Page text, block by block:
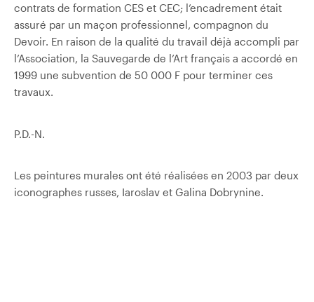
contrats de formation CES et CEC; l’encadrement était
assuré par un maçon professionnel, compagnon du
Devoir. En raison de la qualité du travail déjà accompli par
l’Association, la Sauvegarde de l’Art français a accordé en
1999 une subvention de 50 000 F pour terminer ces
travaux.
P.D.-N.
Les peintures murales ont été réalisées en 2003 par deux
iconographes russes, Iaroslav et Galina Dobrynine.